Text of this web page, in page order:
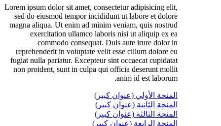
Lorem ipsum dolor sit amet, consectetur adipisicing elit,
sed do eiusmod tempor incididunt ut labore et dolore
magna aliqua. Ut enim ad minim veniam, quis nostrud
exercitation ullamco laboris nisi ut aliquip ex ea
commodo consequat. Duis aute irure dolor in
reprehenderit in voluptate velit esse cillum dolore eu
fugiat nulla pariatur. Excepteur sint occaecat cupidatat
non proident, sunt in culpa qui officia deserunt mollit
anim id est laborum.
المنحة الأولي (عنوان كبير)
المنحة الثانية (عنوان كبير)
المنحة الثالثة (عنوان كبير)
المنحة الرابعة (عنوان كبير)